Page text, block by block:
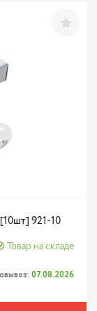
921-10
Товар на складе
07.08.2026